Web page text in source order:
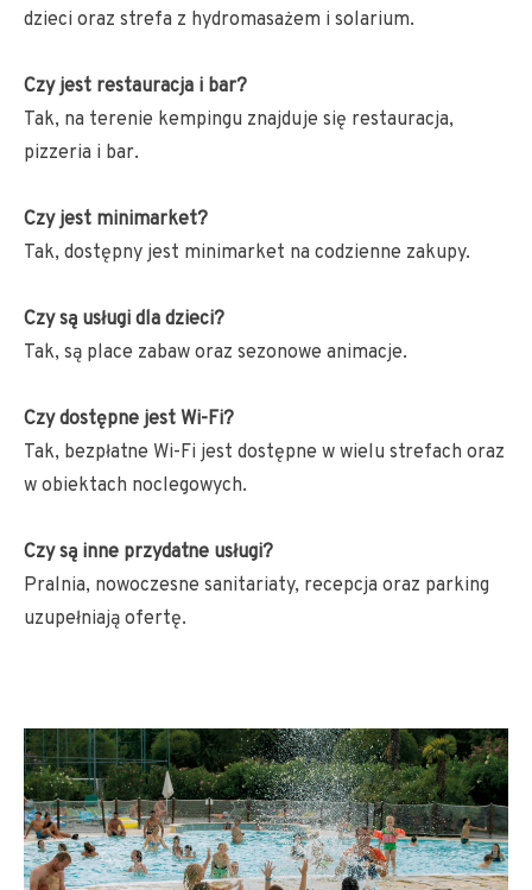
dzieci oraz strefa z hydromasażem i solarium.
Czy jest restauracja i bar?
Tak, na terenie kempingu znajduje się restauracja,
pizzeria i bar.
Czy jest minimarket?
Tak, dostępny jest minimarket na codzienne zakupy.
Czy są usługi dla dzieci?
Tak, są place zabaw oraz sezonowe animacje.
Czy dostępne jest Wi-Fi?
Tak, bezpłatne Wi-Fi jest dostępne w wielu strefach oraz
w obiektach noclegowych.
Czy są inne przydatne usługi?
Pralnia, nowoczesne sanitariaty, recepcja oraz parking
uzupełniają ofertę.